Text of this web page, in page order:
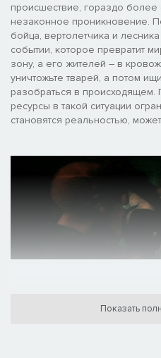
происшествие, гораздо
незаконное проникновение.
бойца, вертолетчика и
событии, которое превратит
зону, а его жителей – в
уничтожьте тварей, а потом
разобраться в
ресурсы в такой ситуации
становятся реальностью,
игр на выживание из 90-х
Показать